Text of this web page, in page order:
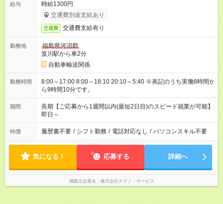
給与
時給1300円
交通費別途支給あり
交通費 交通費支給有り
勤務地
福島県河沼郡
笈川駅から車2分
自動車輸送関係
勤務時間
8:00～17:00 8:00～18:10 20:10～5:40 ※表記のうち実働8時間か
ら9時間10分です。
期間
長期【ご応募から1週間以内(最短2日目)のスピード就業が可能】
即日～
特徴 履歴書不要 / シフト勤務 / 電話対応なし / パソコンスキル不要
気になる！ 応募する 詳細へ
掲載元企業名 株式会社テクノ・サービス